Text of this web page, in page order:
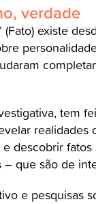
verdade
existe
tem
realidades
descobrir
que são de
e pesquisas